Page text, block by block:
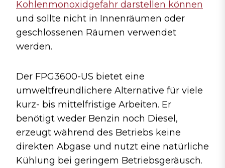
Kohlenmonoxidgefahr darstellen können
und sollte nicht in Innenräumen oder
geschlossenen Räumen verwendet
werden.
Der FPG3600-US bietet eine
umweltfreundlichere Alternative für viele
kurz- bis mittelfristige Arbeiten. Er
benötigt weder Benzin noch Diesel,
erzeugt während des Betriebs keine
direkten Abgase und nutzt eine natürliche
Kühlung bei geringem Betriebsgeräusch.